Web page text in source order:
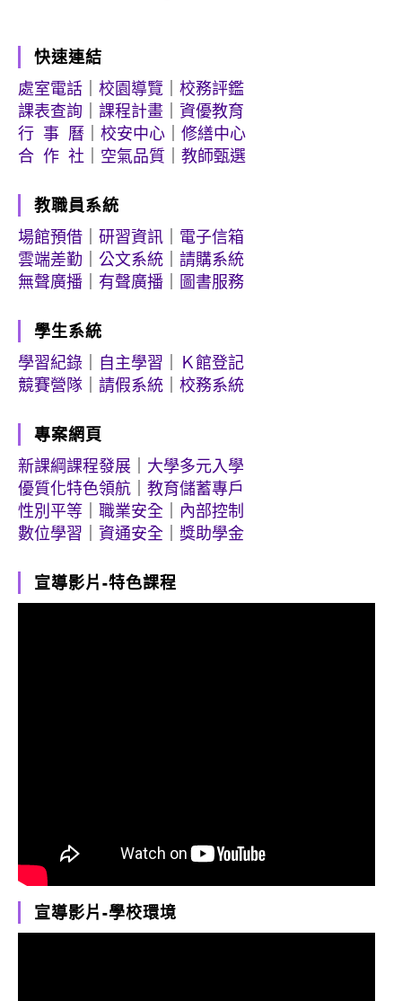
快速連結
處室電話
校園導覽
校務評鑑
課表查詢
課程計畫
資優教育
行 事 曆
校安中心
修繕中心
合 作 社
空氣品質 教師甄選
教職員系統
場館預借
研習資訊
電子信箱
雲端差勤
公文系統
請購系統
無聲廣播
有聲廣播 圖書服務
學生系統
學習紀錄
自主學習
Ｋ館登記
競賽營隊
請假系統 校務系統
專案網頁
新課綱課程發展
大學多元入學
優質化特色領航
教育儲蓄專戶
性別平等
職業安全
內部控制
數位學習
資通安全 獎助學金
宣導影片-特色課程
宣導影片-學校環境